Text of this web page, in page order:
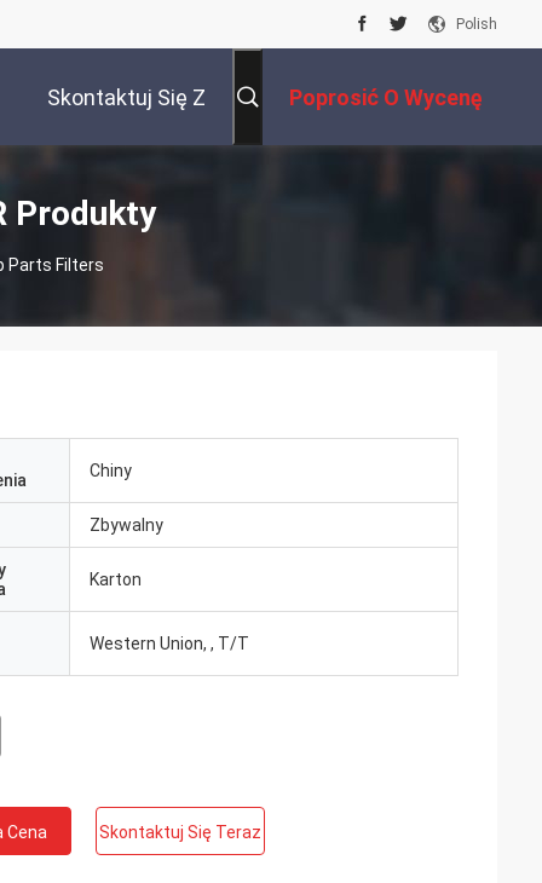
Polish
Skontaktuj Się Z Poprosić O Wycenę
Produkty
Parts Filters
Chiny
Zbywalny
Karton
Western Union, , T/T
Cena Skontaktuj Się Teraz